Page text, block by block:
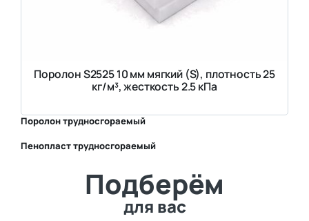
Поролон S2525 10 мм мягкий (S), плотность 25
кг/м³, жесткость 2.5 кПа
Поролон трудносгораемый
Пенопласт трудносгораемый
Подберём
для вас